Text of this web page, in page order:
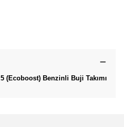
(Ecoboost) Benzinli Buji Takımı